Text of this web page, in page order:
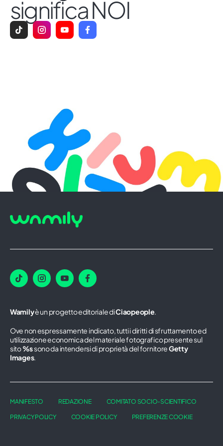
significa NOI
Wamilyè un progetto editoriale diCiaopeople.
Ove non espressamente indicato, tutti i diritti di sfruttamento ed
utilizzazione economica del materiale fotografico presente sul
sito%ssono da intendersi di proprietà del fornitoreGetty
Images.
MANIFESTO REDAZIONE COMITATO SOCIO-SCIENTIFICO
PRIVACY POLICY COOKIE POLICY PREFERENZE COOKIE